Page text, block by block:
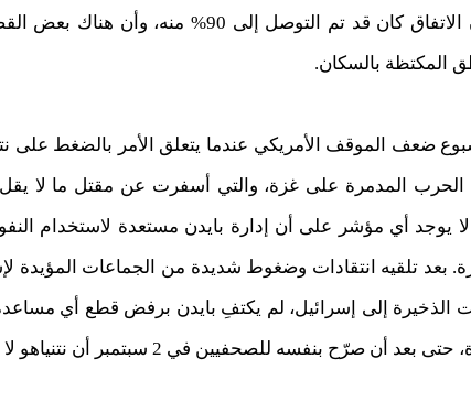
وأضاف المستشار أن الاتفاق كان قد تم
المكتظة بالسكان.
ضعف الموقف الأمريكي عندما يتعلق الأمر بالضغط على
طفل، لا يوجد أي مؤشر على أن إدارة بايدن مستعدة لاستخدام
بعد تلقيه انتقادات وضغوط شديدة من الجماعات
الذخيرة إلى إسرائيل، لم يكتفِ بايدن برفض قطع أي
للصحفيين في 2 سبتمبر أن نتنياهو لا يبذل جهوداً كافية للتوصل إلى اتفاق.